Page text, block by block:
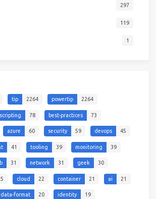
297
119
1
tip 2264 powertip 2264
scripting 78 best-practices 73
azure 60 security 59 devops 45
41 tooling 39 monitoring 39
31 network 31 geek 30
cloud 22 container 21 ai 21
data-format 20 identity 19